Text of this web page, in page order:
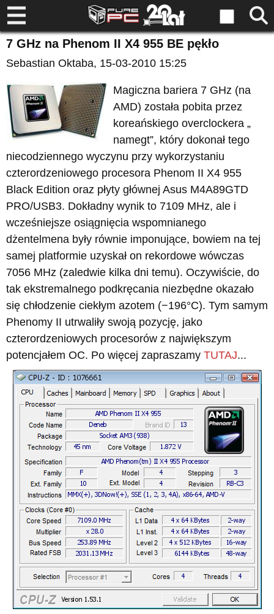
7 GHz na Phenom II X4 955 BE pękło
Sebastian Oktaba, 15-03-2010 15:25
Magiczna bariera 7 GHz (na
AMD) została pobita przez
koreańskiego overclockera „
namegt”, który dokonał tego
niecodziennego wyczynu przy wykorzystaniu
czterordzeniowego procesora Phenom II X4 955
Black Edition oraz płyty głównej Asus M4A89GTD
PRO/USB3. Dokładny wynik to 7109 MHz, ale i
wcześniejsze osiągnięcia wspomnianego
dżentelmena były równie imponujące, bowiem na tej
samej platformie uzyskał on rekordowe wówczas
7056 MHz (zaledwie kilka dni temu). Oczywiście, do
tak ekstremalnego podkręcania niezbędne okazało
się chłodzenie ciekłym azotem (−196°C). Tym samym
Phenomy II utrwaliły swoją pozycję, jako
czterordzeniowych procesorów z największym
potencjałem OC. Po więcej zapraszamy TUTAJ...